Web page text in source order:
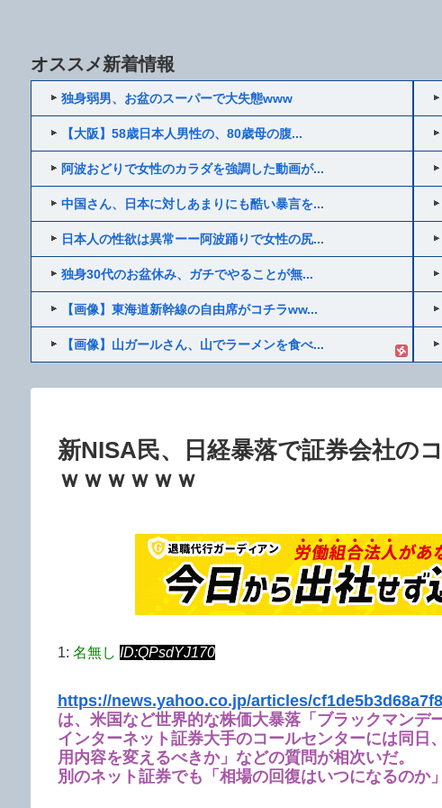
オススメ新着情報
独身弱男、お盆のスーパーで大失態www
【大阪】58歳日本人男性の、80歳母の腹...
阿波おどりで女性のカラダを強調した動画が...
中国さん、日本に対しあまりにも酷い暴言を...
日本人の性欲は異常ーー阿波踊りで女性の尻...
独身30代のお盆休み、ガチでやることが無...
【画像】東海道新幹線の自由席がコチラww...
【画像】山ガールさん、山でラーメンを食べ...
新NISA民、日経暴落で証券会社の
ｗｗｗｗｗｗ
1: 名無し ID:QPsdYJ170
https://news.yahoo.co.jp/articles/
は、米国など世界的な株価大暴落「ブラックマンデ
インターネット証券大手のコールセンターには同
用内容を変えるべきか」などの質問が相次いだ。
別のネット証券でも「相場の回復はいつになるのか